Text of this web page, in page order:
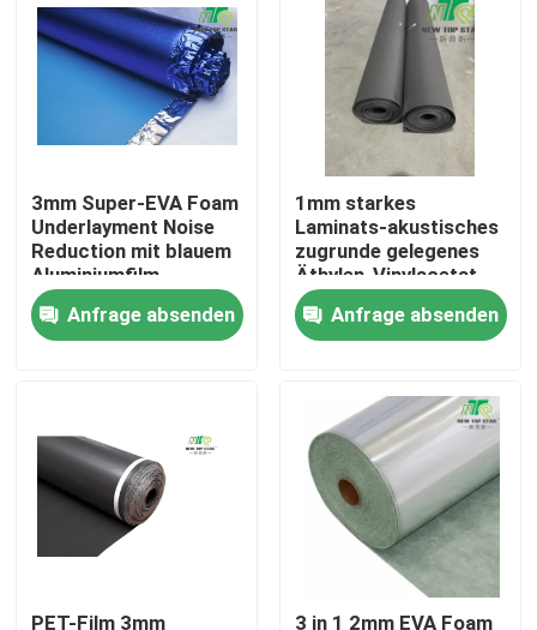
Startseite
Produkte
3mm Super-EVA Foam
Underlayment Noise
Reduction mit blauem
Aluminiumfilm
Anfrage absenden
1mm starkes
Laminats-akustisches
zugrunde gelegenes
Äthylen-Vinylacetat
EVA Foam Padding
Anfrage absenden
PET-Film 3mm
3 in 1 2mm EVA Foam